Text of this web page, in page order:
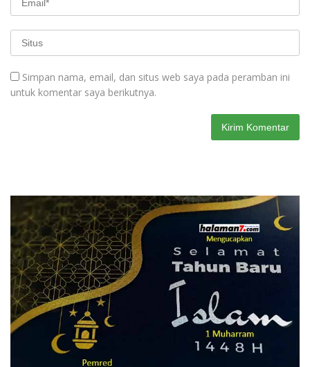
Simpan nama, email, dan situs web saya pada peramban ini
untuk komentar saya berikutnya.